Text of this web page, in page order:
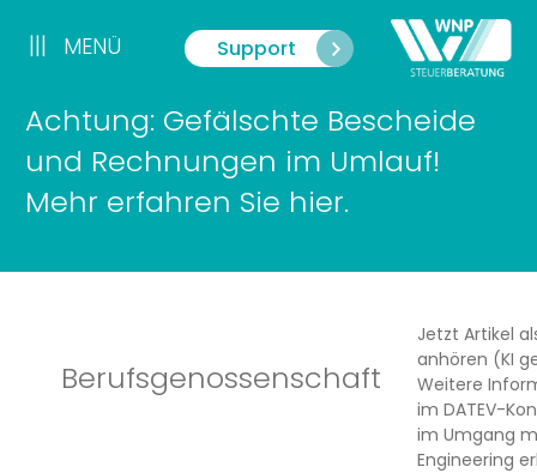
Inhalt
springen
Support
||| MENÜ
Achtung: Gefälschte Bescheide
und Rechnungen im Umlauf!
Mehr erfahren Sie hier.
Berufsgenossenschaft
Jetzt Artikel
anhören (KI
Weitere
im DATEV-
im Umgang
Engineering